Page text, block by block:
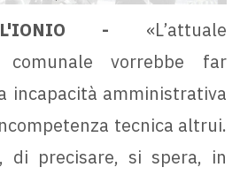
- «L’attuale
comunale vorrebbe far
incapacità amministrativa
tecnica altrui.
di precisare, si spera, in